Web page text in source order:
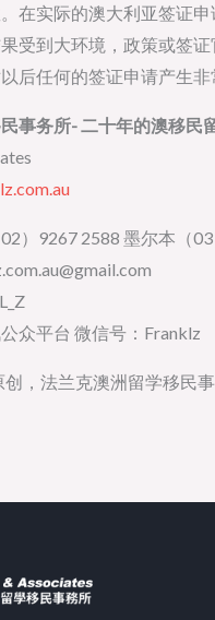
在实际的澳大利亚签证
受到大环境，政策或签
后任何的签证申请产生非
事务所- 二十年的澳移民
）9267 2588 墨尔本（
众平台 微信号：Franklz
，法兰克澳洲留学移民